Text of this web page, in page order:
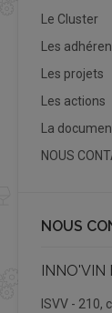
Le Cluster
Les
Les projets
Les actions
La
NOUS
NOUS
INNO'VIN
ISVV - 210,